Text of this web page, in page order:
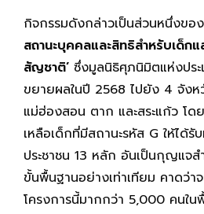
กิจกรรมดังกล่าวเป็นส่วนหนึ่งของ
สถานะบุคคลและสิทธิสำหรับเด็กแ
สัญชาติ’ ซึ่งมูลนิธิศุภนิมิตแห่งประ
ขยายผลในปี 2568 ไปยัง 4 จังห
แม่ฮ่องสอน ตาก และสระแก้ว โด
เหลือเด็กที่มีสถานะรหัส G ให้ได้รั
ประชาชน 13 หลัก อันเป็นกุญแจ
ขั้นพื้นฐานอย่างเท่าเทียม คาดว่าจ
โครงการนี้มากกว่า 5,000 คนใน